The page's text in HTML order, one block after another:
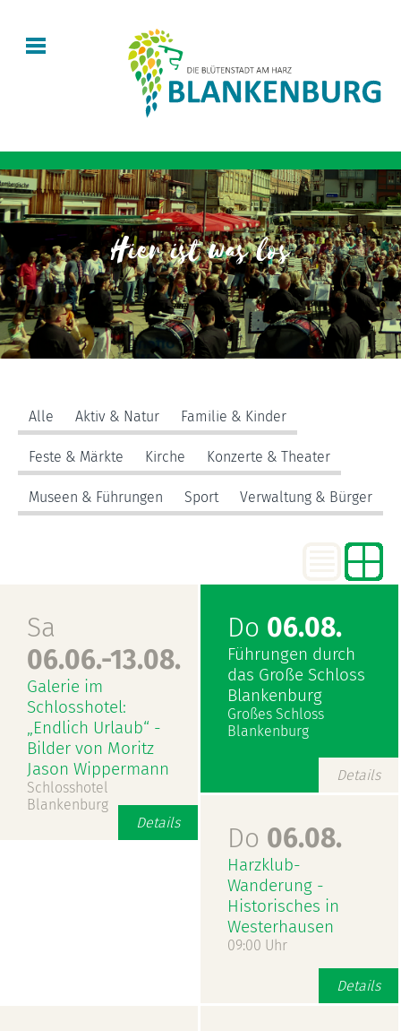
Hier ist was los
Alle Aktiv & Natur Familie & Kinder
Feste & Märkte Kirche Konzerte & Theater
Museen & Führungen Sport Verwaltung & Bürger
Sa
06.06.-13.08.
Galerie im
Schlosshotel:
„Endlich Urlaub“ -
Bilder von Moritz
Jason Wippermann
Schlosshotel
Blankenburg
Details
Do 06.08.
Führungen durch
das Große Schloss
Blankenburg
Großes Schloss
Blankenburg
Details
Do 06.08.
Harzklub-
Wanderung -
Historisches in
Westerhausen
09:00 Uhr
Details